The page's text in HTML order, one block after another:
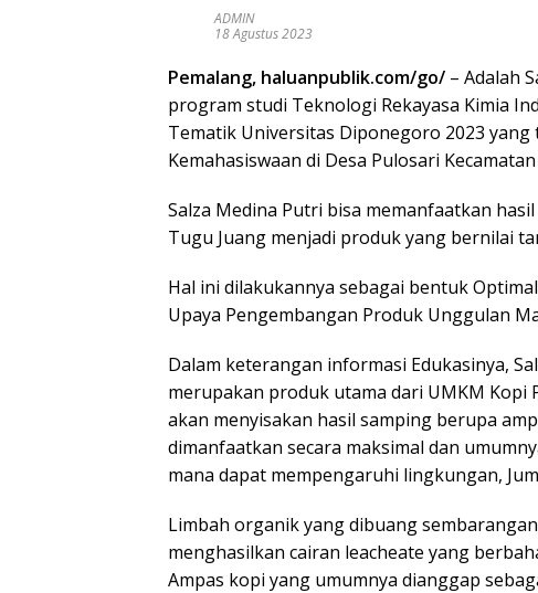
ADMIN
18 Agustus 2023
Pemalang, haluanpublik.com/go/ – Adalah
program studi Teknologi Rekayasa Kimia
Tematik Universitas Diponegoro 2023
Kemahasiswaan di Desa Pulosari
Salza Medina Putri bisa memanfaatkan
Tugu Juang menjadi produk yang bernilai
Hal ini dilakukannya sebagai bentuk
Upaya Pengembangan Produk Unggulan
Dalam keterangan informasi Edukasinya,
merupakan produk utama dari UMKM Kopi
akan menyisakan hasil samping berupa
dimanfaatkan secara maksimal dan
mana dapat mempengaruhi lingkungan,
Limbah organik yang dibuang
menghasilkan cairan leacheate yang
Ampas kopi yang umumnya dianggap